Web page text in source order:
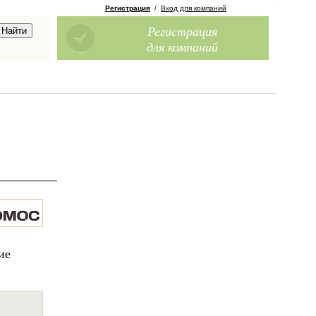
Регистрация / Вход для компаний
Регистрация
для компаний